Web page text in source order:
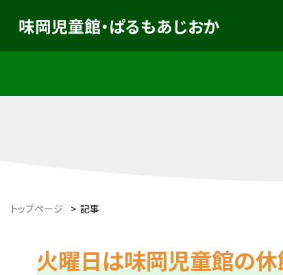
味岡児童館・ぱるもあじおか
トップページ > 記事
火曜日は味岡児童館の休